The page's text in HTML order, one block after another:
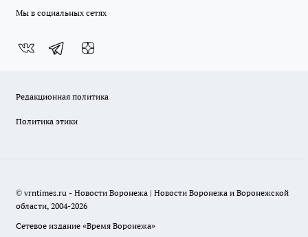
Мы в социальных сетях
Редакционная политика
Политика этики
© vrntimes.ru - Новости Воронежа | Новости Воронежа и Воронежской
области, 2004-2026
Сетевое издание «Время Воронежа»